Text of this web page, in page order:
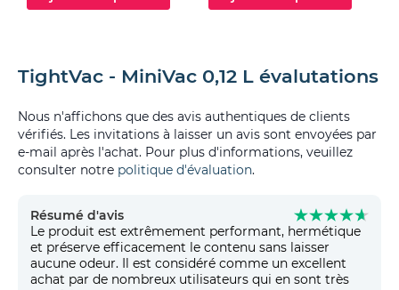
TightVac - MiniVac 0,12 L évalutations
Nous n'affichons que des avis authentiques de clients
vérifiés. Les invitations à laisser un avis sont envoyées par
e-mail après l'achat. Pour plus d'informations, veuillez
consulter notre politique d'évaluation.
Résumé d'avis
Le produit est extrêmement performant, hermétique
et préserve efficacement le contenu sans laisser
aucune odeur. Il est considéré comme un excellent
achat par de nombreux utilisateurs qui en sont très